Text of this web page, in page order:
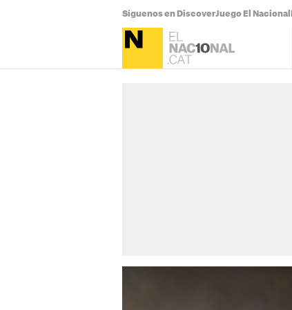
Síguenos en DiscoverJuego El Nacional